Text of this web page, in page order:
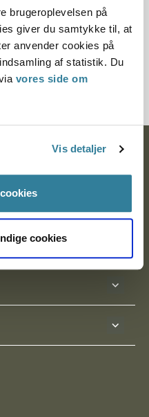
brugeroplevelsen på
giver du samtykke til, at
anvender cookies på
af statistik. Du
vores side om
Vis detaljer
cookies
truffet en ny
i forhold til
betingelser for at
Ændringen gælder også